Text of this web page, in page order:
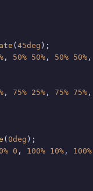
( 45deg );
, 50% 50% , 50% 50% ,
, 75% 25% , 75% 75% ,
( 0deg );
0 , 100% 10% , 100%